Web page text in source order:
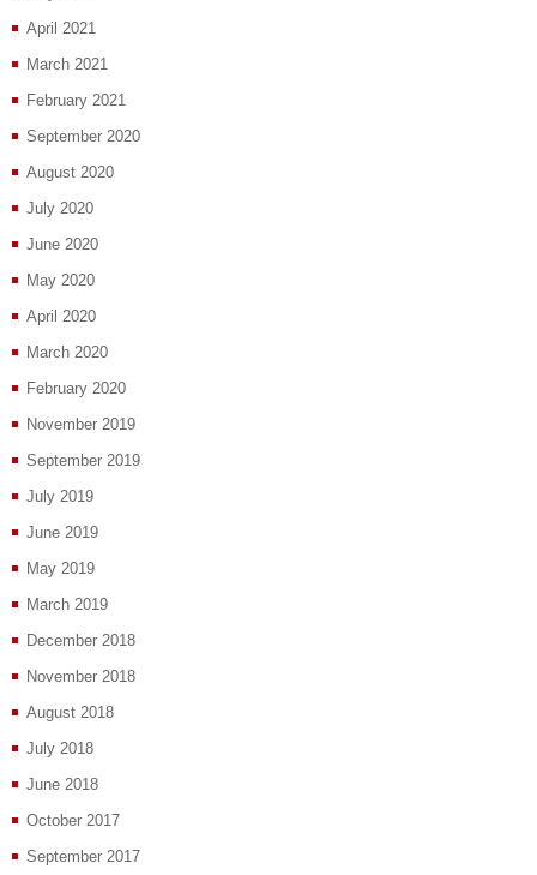
April 2021
March 2021
February 2021
September 2020
August 2020
July 2020
June 2020
May 2020
April 2020
March 2020
February 2020
November 2019
September 2019
July 2019
June 2019
May 2019
March 2019
December 2018
November 2018
August 2018
July 2018
June 2018
October 2017
September 2017